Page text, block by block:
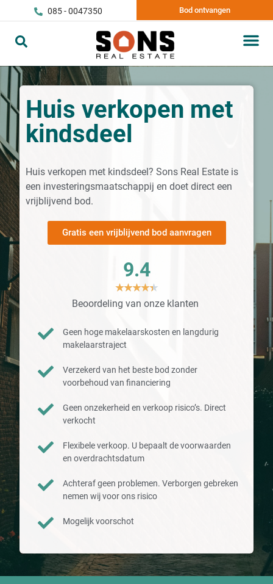
085 - 0047350 Bod ontvangen
Huis verkopen met
kindsdeel
Huis verkopen met kindsdeel? Sons Real Estate is
een investeringsmaatschappij en doet direct een
vrijblijvend bod.
Gratis een vrijblijvend bod aanvragen
9.4
★★★★★
Beoordeling van onze klanten
Geen hoge makelaarskosten en langdurig
makelaarstraject
Verzekerd van het beste bod zonder
voorbehoud van financiering
Geen onzekerheid en verkoop risico’s. Direct
verkocht
Flexibele verkoop. U bepaalt de voorwaarden
en overdrachtsdatum
Achteraf geen problemen. Verborgen gebreken
nemen wij voor ons risico
Mogelijk voorschot